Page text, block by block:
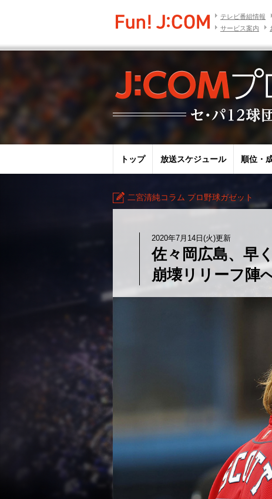
テレビ番組情報
サービス案内
トップ 放送スケジュール 順位・
二宮清純コラム プロ野球ガゼット
2020年7月14日(火)更新
佐々岡広島、早
崩壊リリーフ陣